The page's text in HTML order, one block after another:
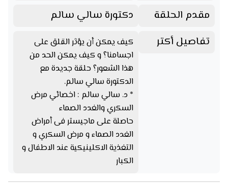
مقدم الحلقة
دكتورة سالي سالم
تفاصيل أكتر
كيف يمكن أن يؤثر القلق على
اجسامنا؟ و كيف يمكن الحد من
هذا الشعور؟ حلقة جديدة مع
الدكتورة سالي سالم.
* د. سالي سالم : اخصائي مرض
السكري والغدد الصماء
حاصلة على ماجيستر فى أمراض
الغدد الصماء و مرض السكري و
التغذية الاكلينيكية عند الاطفال و
الكبار